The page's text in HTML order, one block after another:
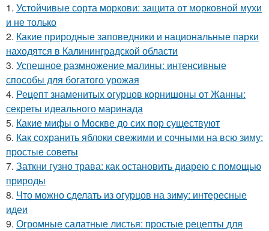
1. Устойчивые сорта моркови: защита от морковной мухи
и не только
2. Какие природные заповедники и национальные парки
находятся в Калининградской области
3. Успешное размножение малины: интенсивные
способы для богатого урожая
4. Рецепт знаменитых огурцов корнишоны от Жанны:
секреты идеального маринада
5. Какие мифы о Москве до сих пор существуют
6. Как сохранить яблоки свежими и сочными на всю зиму:
простые советы
7. Заткни гузно трава: как остановить диарею с помощью
природы
8. Что можно сделать из огурцов на зиму: интересные
идеи
9. Огромные салатные листья: простые рецепты для